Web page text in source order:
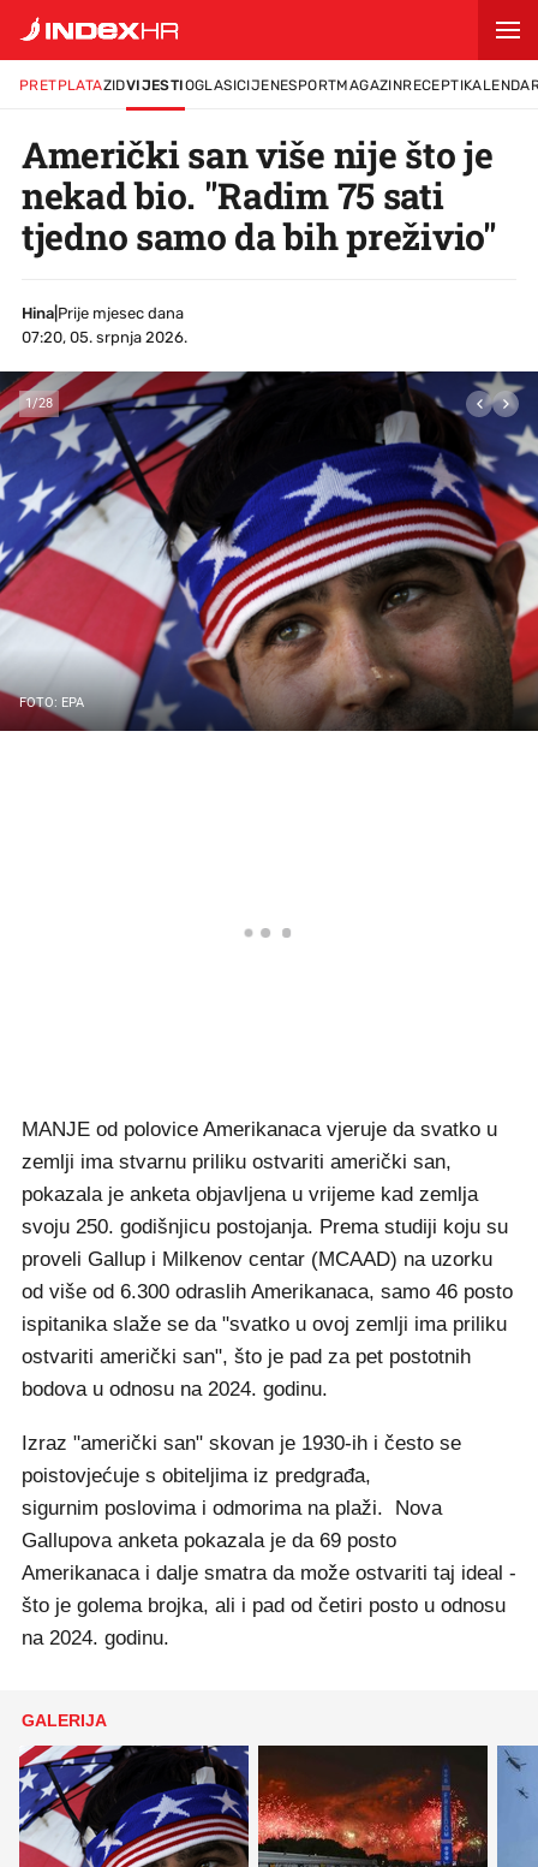
PRETPLATAZIDVIJESTIOGLASICIJENESPORTMAGAZINRECEPTI
Američki san više nije što je
nekad bio. "Radim 75 sati
tjedno samo da bih preživio"
Hina
Prije mjesec dana
07:20, 05. srpnja 2026.
1/28
FOTO: EPA
MANJE od polovice Amerikanaca vjeruje da svatko u
zemlji ima stvarnu priliku ostvariti američki san,
pokazala je anketa objavljena u vrijeme kad zemlja
svoju 250. godišnjicu postojanja. Prema studiji koju su
proveli Gallup i Milkenov centar (MCAAD) na uzorku
od više od 6.300 odraslih Amerikanaca, samo 46 posto
ispitanika slaže se da "svatko u ovoj zemlji ima priliku
ostvariti američki san", što je pad za pet postotnih
bodova u odnosu na 2024. godinu.
Izraz "američki san" skovan je 1930-ih i često se
poistovjećuje s obiteljima iz predgrađa,
sigurnim poslovima i odmorima na plaži. Nova
Gallupova anketa pokazala je da 69 posto
Amerikanaca i dalje smatra da može ostvariti taj ideal -
što je golema brojka, ali i pad od četiri posto u odnosu
na 2024. godinu.
GALERIJA